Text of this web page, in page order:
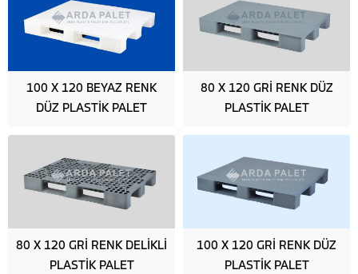
100 X 120 BEYAZ RENK
DÜZ PLASTİK PALET
80 X 120 GRİ RENK DÜZ
PLASTİK PALET
80 X 120 GRİ RENK DELİKLİ
PLASTİK PALET
100 X 120 GRİ RENK DÜZ
PLASTİK PALET